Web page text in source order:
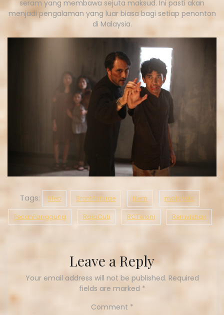
seram yang membawa sejuta maksud. Ini pasti akan
menjadi pengalaman yang luar biasa bagi setiap penonton
di Malaysia.
Tags: 9feb BrontPalarae filem malaysia
PecahPanggung RajaCuti RCTerkini RemyIshak
Leave a Reply
Your email address will not be published. Required
fields are marked *
Comment *